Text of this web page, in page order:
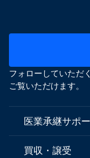
フォローしていただ
ご覧いただけます。
医業承継サポ
買収・譲受